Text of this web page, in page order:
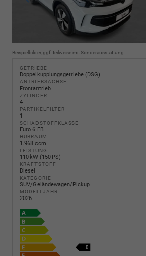
Beispielbilder, ggf. teilweise mit Sonderausstattung
GETRIEBE
Doppelkupplungsgetriebe (DSG)
ANTRIEBSACHSE
Frontantrieb
ZYLINDER
4
PARTIKELFILTER
1
SCHADSTOFFKLASSE
Euro 6 EB
HUBRAUM
1.968 ccm
LEISTUNG
110 kW (150 PS)
KRAFTSTOFF
Diesel
KATEGORIE
SUV/Geländewagen/Pickup
MODELLJAHR
2026